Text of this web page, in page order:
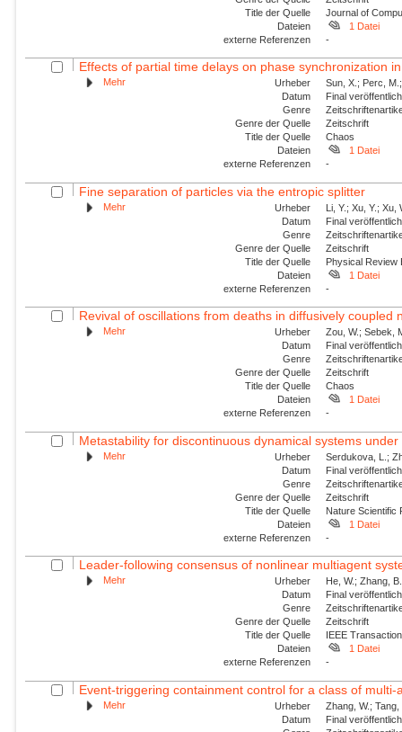
Title der Quelle
Journal of
Dateien
1 Datei
externe Referenzen
-
Effects of partial time delays on phase synchronization
Mehr Urheber
Sun, X.; Perc,
Datum
Final
Genre
Genre der Quelle
Zeitschrift
Title der Quelle
Chaos
Dateien
1 Datei
externe Referenzen
-
Fine separation of particles via the entropic splitter
Mehr Urheber
Li, Y.; Xu, Y.; Xu,
Datum
Final
Genre
Genre der Quelle
Zeitschrift
Title der Quelle
Physical Review
Dateien
1 Datei
externe Referenzen
-
Revival of oscillations from deaths in diffusively coupled
Mehr Urheber
Zou, W.; Sebek,
Datum
Final
Genre
Genre der Quelle
Zeitschrift
Title der Quelle
Chaos
Dateien
1 Datei
externe Referenzen
-
Metastability for discontinuous dynamical systems
Mehr Urheber
Serdukova, L.;
Datum
Final
Genre
Genre der Quelle
Zeitschrift
Title der Quelle
Nature Scientific
Dateien
1 Datei
externe Referenzen
-
Leader-following consensus of nonlinear multiagent
Mehr Urheber
He, W.; Zhang,
Datum
Final
Genre
Genre der Quelle
Zeitschrift
Title der Quelle
IEEE
Dateien
1 Datei
externe Referenzen
-
Event-triggering containment control for a class of
Mehr Urheber
Zhang, W.;
Datum
Final